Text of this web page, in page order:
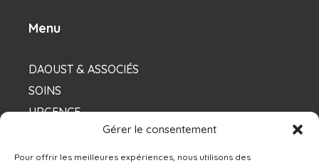
Gérer le consentement
Pour offrir les meilleures expériences, nous utilisons des
Menu
DAOUST & ASSOCIÉS
SOINS
URGENCE
NOS DENTISTES